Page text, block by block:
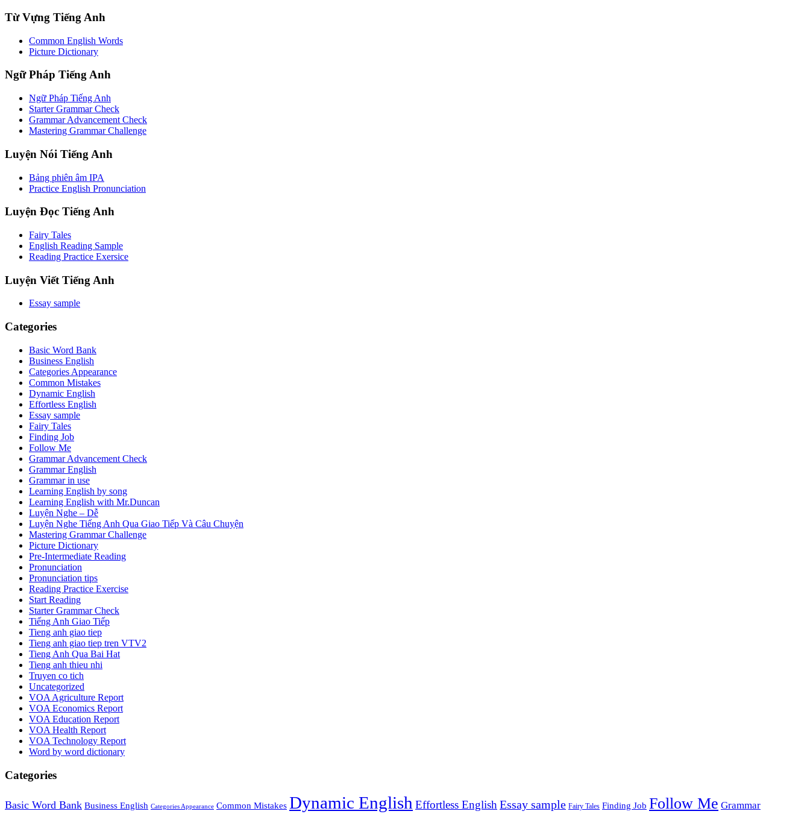
Từ Vựng Tiếng Anh
Common English Words
Picture Dictionary
Ngữ Pháp Tiếng Anh
Ngữ Pháp Tiếng Anh
Starter Grammar Check
Grammar Advancement Check
Mastering Grammar Challenge
Luyện Nói Tiếng Anh
Bảng phiên âm IPA
Practice English Pronunciation
Luyện Đọc Tiếng Anh
Fairy Tales
English Reading Sample
Reading Practice Exersice
Luyện Viết Tiếng Anh
Essay sample
Categories
Basic Word Bank
Business English
Categories Appearance
Common Mistakes
Dynamic English
Effortless English
Essay sample
Fairy Tales
Finding Job
Follow Me
Grammar Advancement Check
Grammar English
Grammar in use
Learning English by song
Learning English with Mr.Duncan
Luyện Nghe – Dễ
Luyện Nghe Tiếng Anh Qua Giao Tiếp Và Câu Chuyện
Mastering Grammar Challenge
Picture Dictionary
Pre-Intermediate Reading
Pronunciation
Pronunciation tips
Reading Practice Exercise
Start Reading
Starter Grammar Check
Tiếng Anh Giao Tiếp
Tieng anh giao tiep
Tieng anh giao tiep tren VTV2
Tieng Anh Qua Bai Hat
Tieng anh thieu nhi
Truyen co tich
Uncategorized
VOA Agriculture Report
VOA Economics Report
VOA Education Report
VOA Health Report
VOA Technology Report
Word by word dictionary
Categories
Basic Word Bank Business English Categories Appearance Common Mistakes Dynamic English Effortless EnglishEssay sample Fairy Tales Finding Job Follow Me Grammar